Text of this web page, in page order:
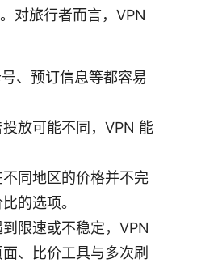
对旅行者而言，VPN
、预订信息等都容易
放可能不同，VPN 能
同地区的价格并不完
的选项。
限速或不稳定，VPN
、比价工具与多次刷